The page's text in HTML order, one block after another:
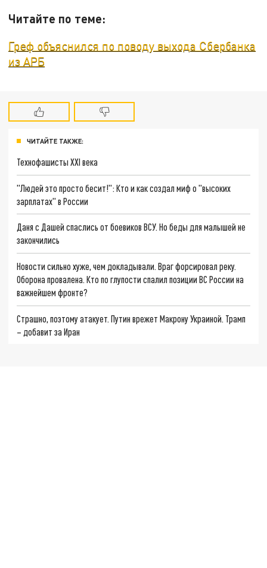
Читайте по теме:
Греф объяснился по поводу выхода Сбербанка
из АРБ
ЧИТАЙТЕ ТАКЖЕ:
Технофашисты XXI века
"Людей это просто бесит!": Кто и как создал миф о "высоких
зарплатах" в России
Даня с Дашей спаслись от боевиков ВСУ. Но беды для малышей не
закончились
Новости сильно хуже, чем докладывали. Враг форсировал реку.
Оборона провалена. Кто по глупости спалил позиции ВС России на
важнейшем фронте?
Страшно, поэтому атакует. Путин врежет Макрону Украиной. Трамп
– добавит за Иран